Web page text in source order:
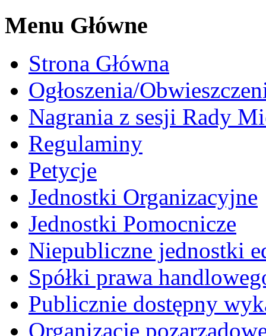
Menu Główne
Strona Główna
Ogłoszenia/
Nagrania z sesji Rady
Regulaminy
Petycje
Jednostki Organizacyjne
Jednostki Pomocnicze
Niepubliczne jednostki
Spółki prawa
Publicznie dostępny
Organizacje